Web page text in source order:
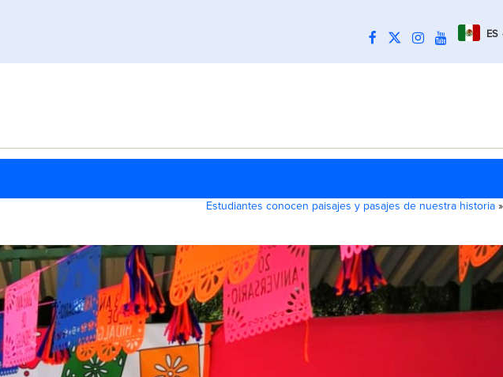
ES
Estudiantes conocen paisajes y pasajes de nuestra historia »